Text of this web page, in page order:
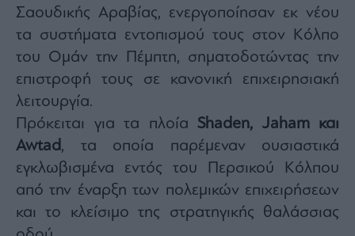
By
your
email,
agree
our
and
Privacy
Notice.
You
opt
out
at
any
This
is
Σαουδικής Αραβίας, ενεργοποίησαν εκ νέου
τα συστήματα εντοπισμού τους στον Κόλπο
του Ομάν την Πέμπτη, σηματοδοτώντας την
επιστροφή τους σε κανονική επιχειρησιακή
λειτουργία.
Πρόκειται για τα πλοία Shaden, Jaham και
Awtad, τα οποία παρέμεναν ουσιαστικά
εγκλωβισμένα εντός του Περσικού Κόλπου
από την έναρξη των πολεμικών επιχειρήσεων
και το κλείσιμο της στρατηγικής θαλάσσιας